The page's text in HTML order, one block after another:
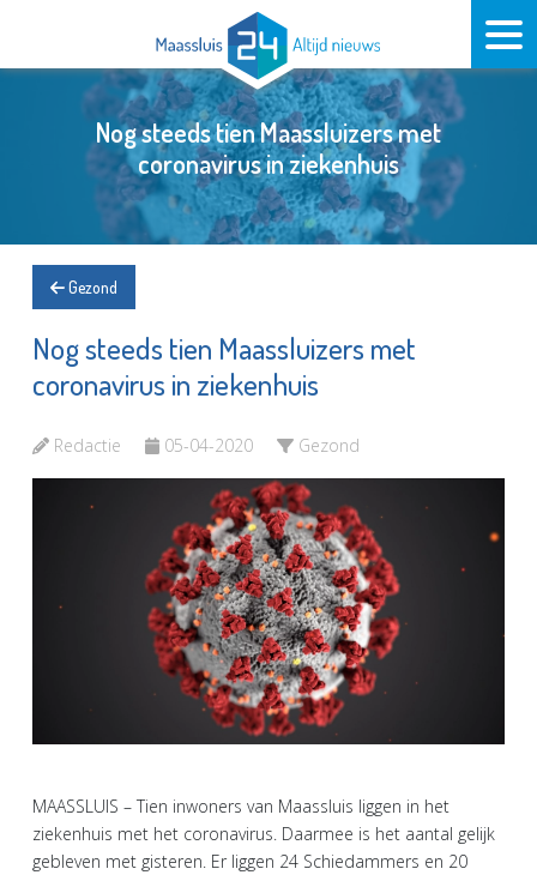
Nog steeds tien Maassluizers met
coronavirus in ziekenhuis
Gezond
Nog steeds tien Maassluizers met
coronavirus in ziekenhuis
Redactie 05-04-2020 Gezond
MAASSLUIS – Tien inwoners van Maassluis liggen in het
ziekenhuis met het coronavirus. Daarmee is het aantal gelijk
gebleven met gisteren. Er liggen 24 Schiedammers en 20